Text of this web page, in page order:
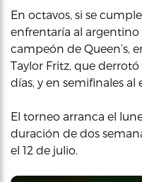
En octavos, si se
enfrentaría al argentino
campeón de Queen’s,
Taylor Fritz, que
días, y en semifinales
El torneo arranca el
duración de dos
el 12 de julio.